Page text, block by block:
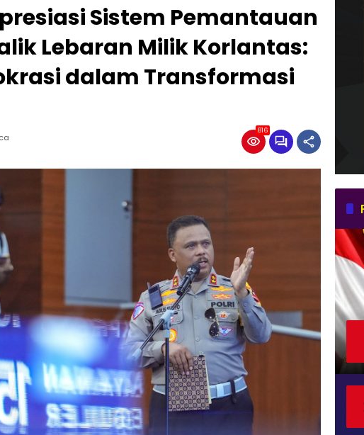
Sistem Pemantauan
Lebaran Milik Korlantas:
dalam Transformasi
816